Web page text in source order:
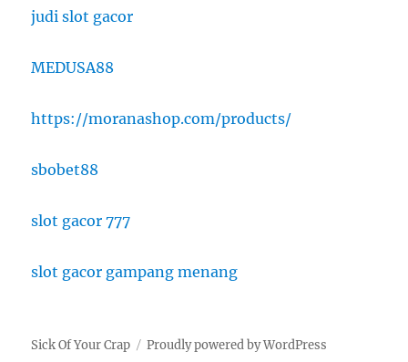
judi slot gacor
MEDUSA88
https://moranashop.com/products/
sbobet88
slot gacor 777
slot gacor gampang menang
Sick Of Your Crap Proudly powered by WordPress